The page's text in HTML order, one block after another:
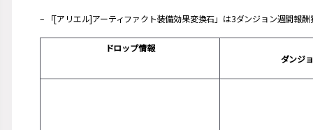
– 「[アリエル]アーティファクト装備効果変換石」は3ダンジョン週間報
ドロップ情報
ダンジ